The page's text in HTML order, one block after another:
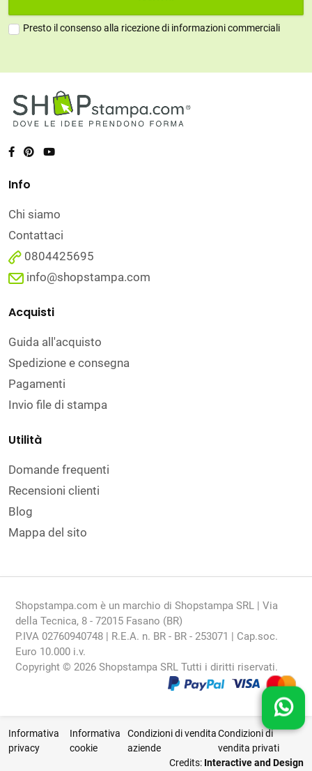
Presto il consenso alla ricezione di informazioni commerciali
Info
Chi siamo
Contattaci
0804425695
info@shopstampa.com
Acquisti
Guida all'acquisto
Spedizione e consegna
Pagamenti
Invio file di stampa
Utilità
Domande frequenti
Recensioni clienti
Blog
Mappa del sito
Shopstampa.com è un marchio di Shopstampa SRL | Via
della Tecnica, 8 - 72015 Fasano (BR)
P.IVA 02760940748 | R.E.A. n. BR - BR - 253071 | Cap.soc.
Euro 10.000 i.v.
Copyright © 2026 Shopstampa SRL Tutti i diritti riservati.
Informativa
privacy
Informativa
cookie
Condizioni di vendita
aziende
Condizioni di
vendita privati
Credits: Interactive and Design